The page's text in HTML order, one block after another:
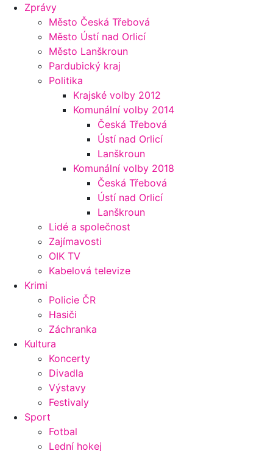
Zprávy
Město Česká Třebová
Město Ústí nad Orlicí
Město Lanškroun
Pardubický kraj
Politika
Krajské volby 2012
Komunální volby 2014
Česká Třebová
Ústí nad Orlicí
Lanškroun
Komunální volby 2018
Česká Třebová
Ústí nad Orlicí
Lanškroun
Lidé a společnost
Zajímavosti
OIK TV
Kabelová televize
Krimi
Policie ČR
Hasiči
Záchranka
Kultura
Koncerty
Divadla
Výstavy
Festivaly
Sport
Fotbal
Lední hokej